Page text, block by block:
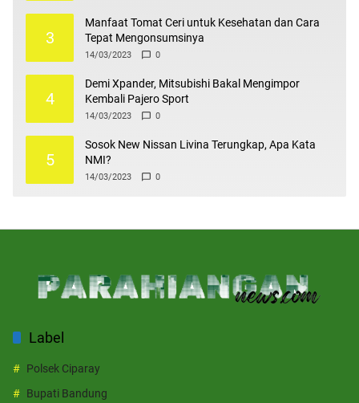
3
Manfaat Tomat Ceri untuk Kesehatan dan Cara
Tepat Mengonsumsinya
14/03/2023 0
4
Demi Xpander, Mitsubishi Bakal Mengimpor
Kembali Pajero Sport
14/03/2023 0
5
Sosok New Nissan Livina Terungkap, Apa Kata
NMI?
14/03/2023 0
Label
Polsek Ciparay
Bupati Bandung